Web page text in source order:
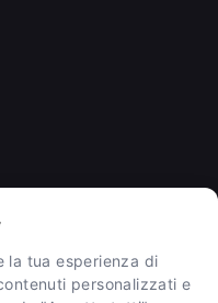
la tua esperienza di
personalizzati e